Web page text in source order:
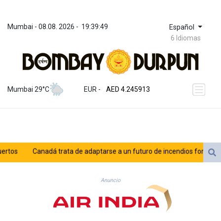
Mumbai - 08.08. 2026 - 19:39:49 Español
6 Idiomas
Mumbai 29°C EUR -
ZWL 372.275202
AED 4.245913
AFN 76.887634
ARS 1724.882567
AUD 1.638747
AZN 1.97002
BAM 1.955776
BBD 2.321671
BDT 142.688227
Canadá trata de adaptarse a un futuro de incendios forestales
Anuncio